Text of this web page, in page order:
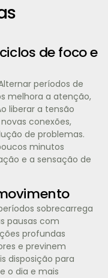
de foco e
períodos de
melhora a atenção,
liberar a tensão
conexões,
de problemas.
minutos
e a sensação de
sobrecarrega
pausas com
profundas
e previnem
disposição para
o dia e mais